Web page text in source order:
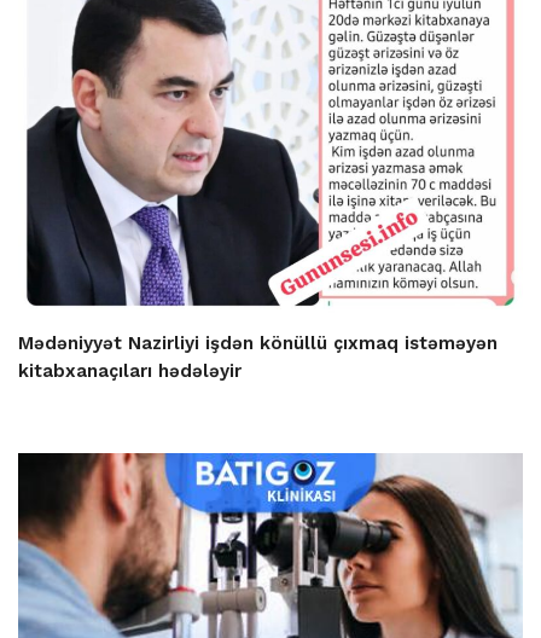
Mədəniyyət Nazirliyi işdən könüllü çıxmaq istəməyən
kitabxanaçıları hədələyir